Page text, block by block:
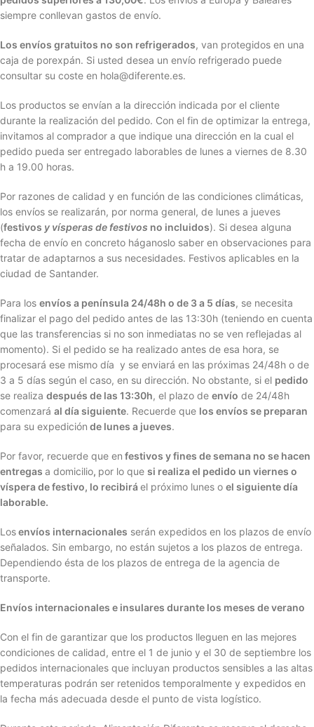
siempre conllevan gastos de envío.
Los envíos gratuitos no son refrigerados, van protegidos en una
caja de porexpán. Si usted desea un envío refrigerado puede
consultar su coste en hola@diferente.es.
Los productos se envían a la dirección indicada por el cliente
durante la realización del pedido. Con el fin de optimizar la entrega,
invitamos al comprador a que indique una dirección en la cual el
pedido pueda ser entregado laborables de lunes a viernes de 8.30
h a 19.00 horas.
Por razones de calidad y en función de las condiciones climáticas,
los envíos se realizarán, por norma general, de lunes a jueves
(festivos y vísperas de festivos no incluidos). Si desea alguna
fecha de envío en concreto háganoslo saber en observaciones para
tratar de adaptarnos a sus necesidades. Festivos aplicables en la
ciudad de Santander.
Para los envíos a península 24/48h o de 3 a 5 días, se necesita
finalizar el pago del pedido antes de las 13:30h (teniendo en cuenta
que las transferencias si no son inmediatas no se ven reflejadas al
momento). Si el pedido se ha realizado antes de esa hora, se
procesará ese mismo día y se enviará en las próximas 24/48h o de
3 a 5 días según el caso, en su dirección. No obstante, si el pedido
se realiza después de las 13:30h, el plazo de envío de 24/48h
comenzará al día siguiente. Recuerde que los envíos se preparan
para su expedición de lunes a jueves.
Por favor, recuerde que en festivos y fines de semana no se hacen
entregas a domicilio, por lo que si realiza el pedido un viernes o
víspera de festivo, lo recibirá el próximo lunes o el siguiente día
laborable.
Losenvíos internacionales serán expedidos en los plazos de envío
señalados. Sin embargo, no están sujetos a los plazos de entrega.
Dependiendo ésta de los plazos de entrega de la agencia de
transporte.
Envíos internacionales e insulares durante los meses de verano
Con el fin de garantizar que los productos lleguen en las mejores
condiciones de calidad, entre el 1 de junio y el 30 de septiembre los
pedidos internacionales que incluyan productos sensibles a las altas
temperaturas podrán ser retenidos temporalmente y expedidos en
la fecha más adecuada desde el punto de vista logístico.